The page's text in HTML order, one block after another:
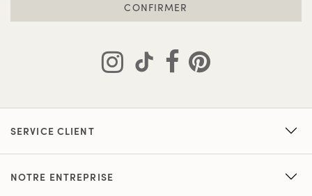
CONFIRMER
SERVICE CLIENT
NOTRE ENTREPRISE